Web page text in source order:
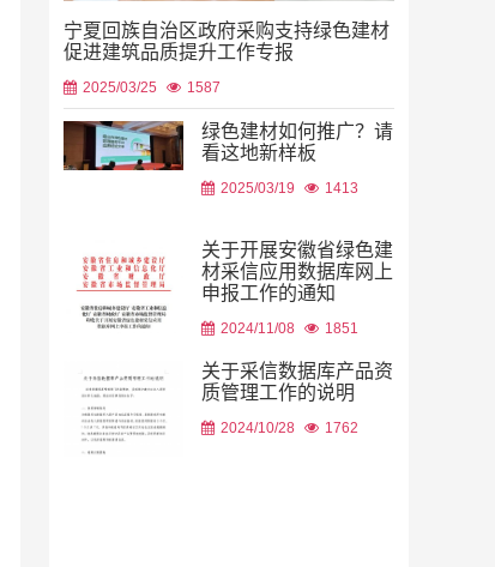
宁夏回族自治区政府采购支持绿色建材
促进建筑品质提升工作专报
2025/03/25 1587
绿色建材如何推广？请
看这地新样板
2025/03/19 1413
关于开展安徽省绿色建
材采信应用数据库网上
申报工作的通知
2024/11/08 1851
关于采信数据库产品资
质管理工作的说明
2024/10/28 1762